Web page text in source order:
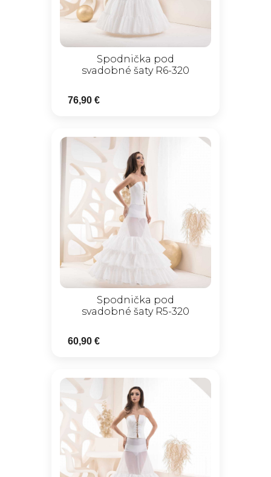
Spodnička pod
svadobné šaty R6-320
76,90 €
Spodnička pod
svadobné šaty R5-320
60,90 €